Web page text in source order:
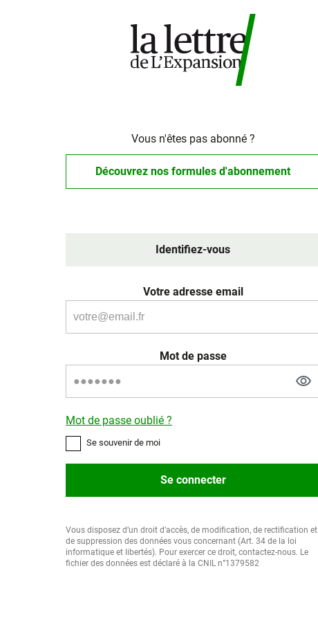
Vous n'êtes pas abonné ?
Découvrez nos formules d'abonnement
Identifiez-vous
Votre adresse email
Mot de passe
Mot de passe oublié ?
Se souvenir de moi
Se connecter
Vous disposez d’un droit d’accès, de modification, de rectification et
de suppression des données vous concernant (Art. 34 de la loi
informatique et libertés). Pour exercer ce droit, contactez-nous. Le
fichier des données est déclaré à la CNIL n°1379582